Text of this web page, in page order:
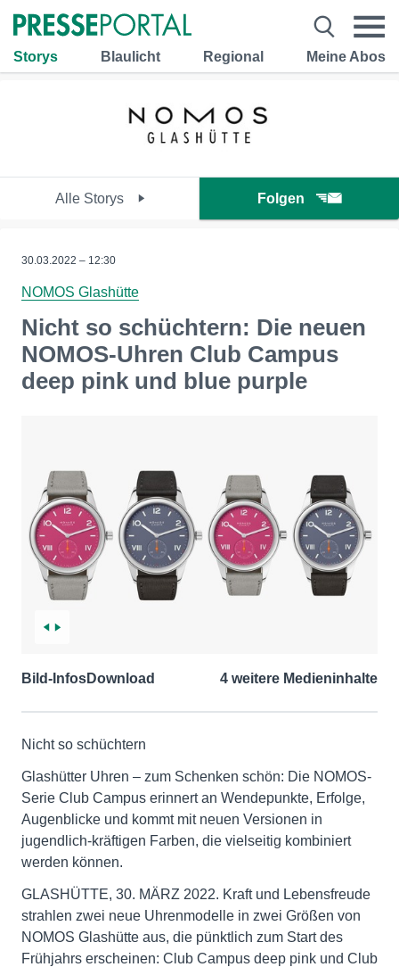
Storys Blaulicht Regional Meine Abos
Alle Storys Folgen
30.03.2022 – 12:30
NOMOS Glashütte
Nicht so schüchtern: Die neuen
NOMOS-Uhren Club Campus
deep pink und blue purple
Bild-InfosDownload 4 weitere Medieninhalte
Nicht so schüchtern
Glashütter Uhren – zum Schenken schön: Die NOMOS-
Serie Club Campus erinnert an Wendepunkte, Erfolge,
Augenblicke und kommt mit neuen Versionen in
jugendlich-kräftigen Farben, die vielseitig kombiniert
werden können.
GLASHÜTTE, 30. MÄRZ 2022. Kraft und Lebensfreude
strahlen zwei neue Uhrenmodelle in zwei Größen von
NOMOS Glashütte aus, die pünktlich zum Start des
Frühjahrs erscheinen: Club Campus deep pink und Club